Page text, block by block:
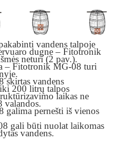
vandens talpoje
dugne – Fitotronik
neturi (2 pav.).
– Fitotronik MG-08 turi
vandens
200 litrų talpos
laikas ne
valandos.
pernešti iš vienos
gali būti nuolat laikomas
vandens.